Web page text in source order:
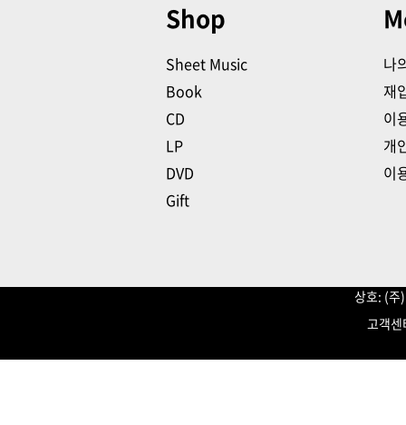
Shop
Sheet Music
Book
CD
LP
DVD
Gift
나
재
이
개
이
상호: (
고객